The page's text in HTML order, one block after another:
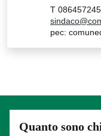
T
pec:
Quanto sono